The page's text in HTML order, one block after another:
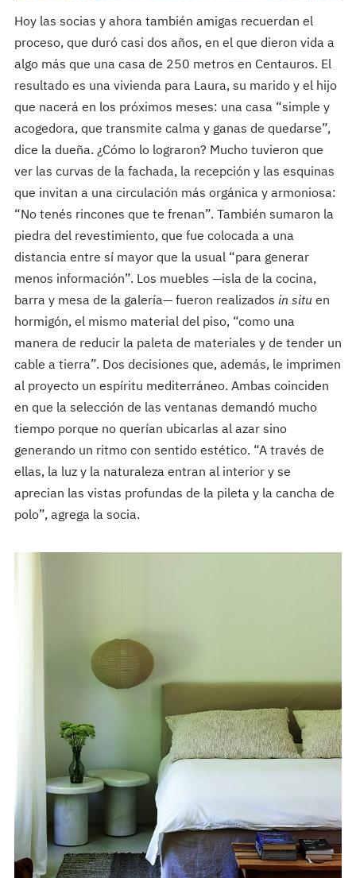
Hoy las socias y ahora también amigas recuerdan el
proceso, que duró casi dos años, en el que dieron vida a
algo más que una casa de 250 metros en Centauros. El
resultado es una vivienda para Laura, su marido y el hijo
que nacerá en los próximos meses: una casa “simple y
acogedora, que transmite calma y ganas de quedarse”,
dice la dueña. ¿Cómo lo lograron? Mucho tuvieron que
ver las curvas de la fachada, la recepción y las esquinas
que invitan a una circulación más orgánica y armoniosa:
“No tenés rincones que te frenan”. También sumaron la
piedra del revestimiento, que fue colocada a una
distancia entre sí mayor que la usual “para generar
menos información”. Los muebles —isla de la cocina,
barra y mesa de la galería— fueron realizados in situen
hormigón, el mismo material del piso, “como una
manera de reducir la paleta de materiales y de tender un
cable a tierra”. Dos decisiones que, además, le imprimen
al proyecto un espíritu mediterráneo. Ambas coinciden
en que la selección de las ventanas demandó mucho
tiempo porque no querían ubicarlas al azar sino
generando un ritmo con sentido estético. “A través de
ellas, la luz y la naturaleza entran al interior y se
aprecian las vistas profundas de la pileta y la cancha de
polo”, agrega la socia.